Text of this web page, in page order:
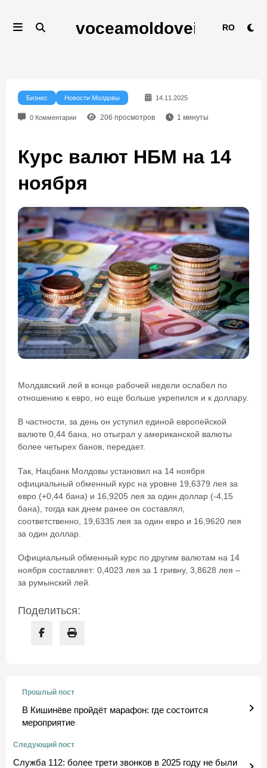
содержимому
RO
Бизнес Новости Молдовы 14.11.2025
0 Комментарии 206 просмотров 1 минуты
Курс валют НБМ на 14
ноября
Молдавский лей в конце рабочей недели ослабел по
отношению к евро, но еще больше укрепился и к доллару.
В частности, за день он уступил единой европейской
валюте 0,44 бана, но отыграл у американской валюты
более четырех банов, передает.
Так, Нацбанк Молдовы установил на 14 ноября
официальный обменный курс на уровне 19,6379 лея за
евро (+0,44 бана) и 16,9205 лея за один доллар (-4,15
бана), тогда как днем ранее он составлял,
соответственно, 19,6335 лея за один евро и 16,9620 лея
за один доллар.
Официальный обменный курс по другим валютам на 14
ноября составляет: 0,4023 лея за 1 гривну, 3,8628 лея –
за румынский лей.
Поделиться:
Прошлый пост
В Кишинёве пройдёт марафон: где состоится
мероприятие
Следующий пост
Служба 112: более трети звонков в 2025 году не были